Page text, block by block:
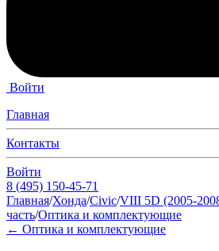
Войти
Главная
Контакты
Войти
8 (495) 150-45-71
Главная/Хонда/Civic/VIII 5D (2005-
часть/Оптика и комплектующие
← Оптика и комплектующие